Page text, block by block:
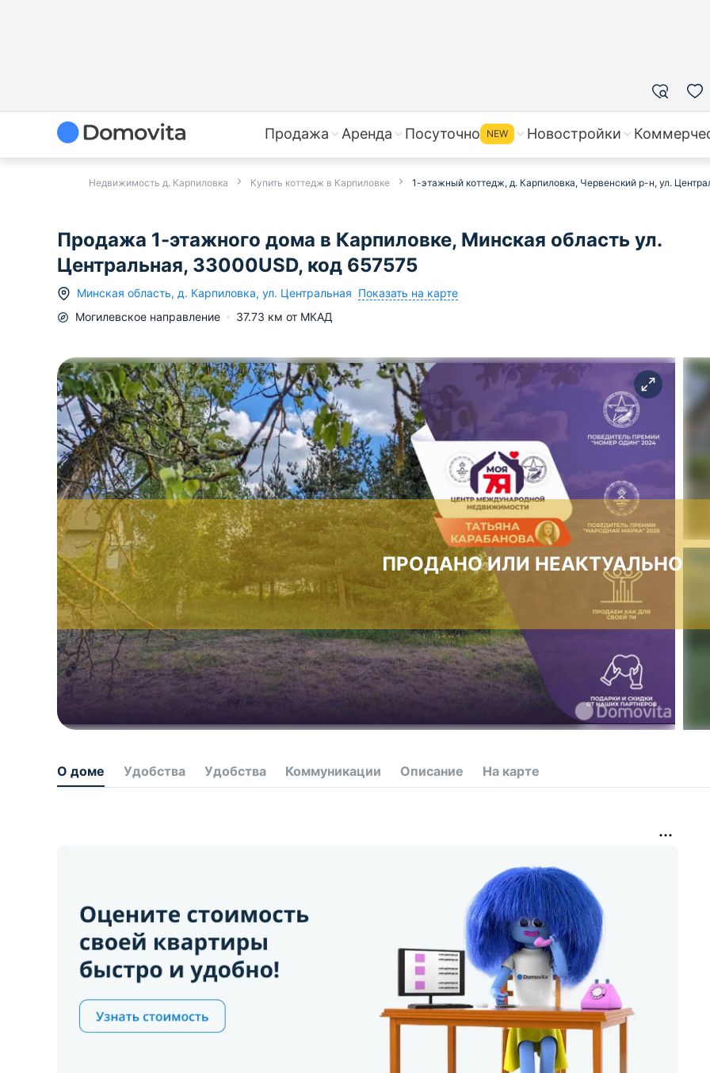
Продажа Аренда Посуточно NEW Новостройки
Недвижимость д. Карпиловка Купить коттедж в Карпиловке 1-этажный коттедж, д. Карпиловка, Червенский р-н, ул.
Продажа 1-этажного дома в Карпиловке, Минская область ул.
Центральная, 33000USD, код 657575
Минская область, д. Карпиловка, ул. Центральная Показать на карте
Могилевское направление 37.73 км от МКАД
ПРОДАНО ИЛИ НЕАКТУАЛЬНО
О доме Удобства Удобства Коммуникации Описание На карте